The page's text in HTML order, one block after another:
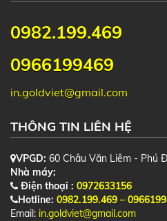
0982.199.469
0966199469
in.goldviet@gmail.com
THÔNG TIN LIÊN HỆ
VPGD: 60 Châu Văn Liêm - Phú
Nhà máy:
Điện thoại : 0972633156
Hotline: 0982.199.469 –
Email: in.goldviet@gmail.com